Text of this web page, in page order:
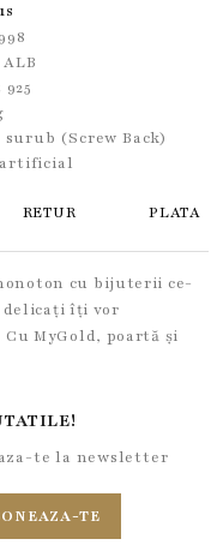
(Screw Back)
RETUR PLATA
cu bijuterii ce-
delicați îți vor
MyGold, poartă și
te la newsletter
TE